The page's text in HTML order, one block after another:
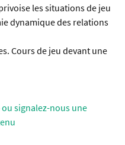
les situations de jeu
dynamique des relations
Cours de jeu devant une
ou signalez-nous une